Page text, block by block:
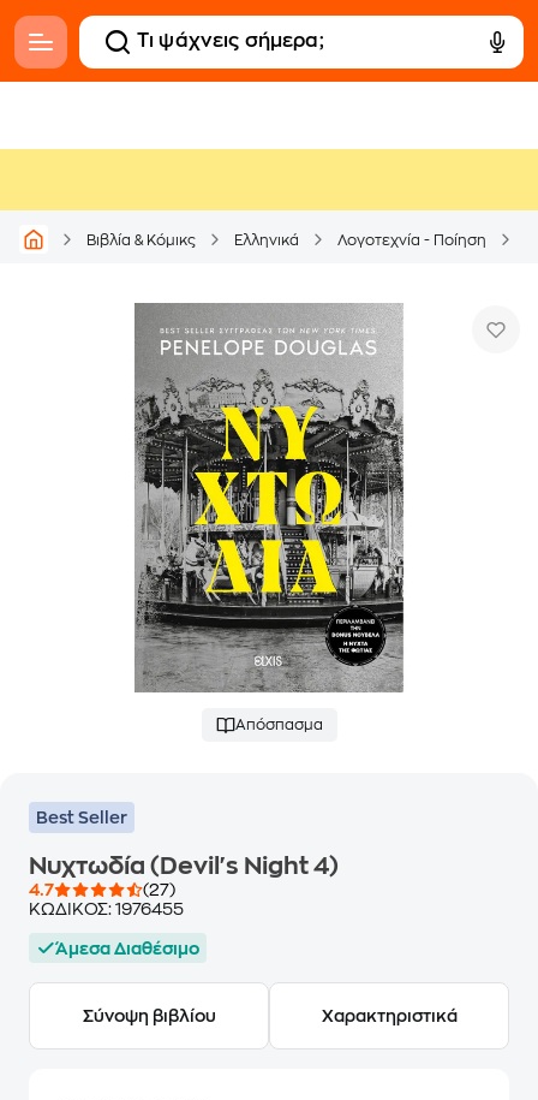
Βιβλία & Κόμικς Ελληνικά Λογοτεχνία - Ποίηση
Απόσπασμα
Best Seller
Νυχτωδία (Devil's Night 4)
4.7
(27)
ΚΩΔΙΚΟΣ: 1976455
Άμεσα Διαθέσιμο
Σύνοψη βιβλίου Χαρακτηριστικά